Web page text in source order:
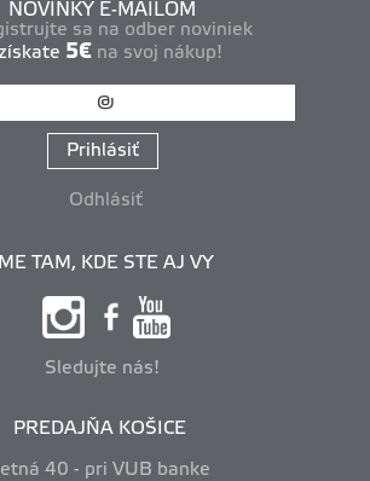
NOVINKY E-MAILOM
sa na odber noviniek
5€ na svoj nákup!
Prihlásiť
Odhlásiť
TAM, KDE STE AJ VY
Sledujte nás!
PREDAJŇA KOŠICE
40 - pri VUB banke